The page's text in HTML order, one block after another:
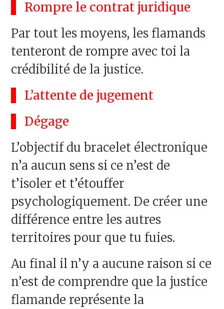
Rompre le contrat juridique
Par tout les moyens, les flamands
tenteront de rompre avec toi la
crédibilité de la justice.
L’attente de jugement
Dégage
L’objectif du bracelet électronique
n’a aucun sens si ce n’est de
t’isoler et t’étouffer
psychologiquement. De créer une
différence entre les autres
territoires pour que tu fuies.
Au final il n’y a aucune raison si ce
n’est de comprendre que la justice
flamande représente la